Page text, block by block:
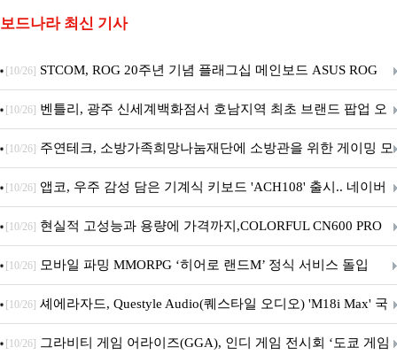
보드나라 최신 기사
[10/26] STCOM, ROG 20주년 기념 플래그십 메인보드 ASUS ROG
Crosshair X870E EDITION 20 국내 출시 예정
[10/26] 벤틀리, 광주 신세계백화점서 호남지역 최초 브랜드 팝업 오
픈
[10/26] 주연테크, 소방가족희망나눔재단에 소방관을 위한 게이밍 모
니터·스마트 펫 침대 기부
[10/26] 앱코, 우주 감성 담은 기계식 키보드 'ACH108' 출시.. 네이버
브랜드데이 기획전 진행
[10/26] 현실적 고성능과 용량에 가격까지,COLORFUL CN600 PRO
M.2 NVMe 디앤디컴 1TB
[10/26] 모바일 파밍 MMORPG ‘히어로 랜드M’ 정식 서비스 돌입
[10/26] 셰에라자드, Questyle Audio(퀘스타일 오디오) 'M18i Max' 국
내 정식 출시
[10/26] 그라비티 게임 어라이즈(GGA), 인디 게임 전시회 ‘도쿄 게임